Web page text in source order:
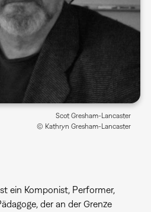
Scot Gresham-Lancaster
© Kathryn Gresham-Lancaster
ein Komponist, Performer,
der an der Grenze